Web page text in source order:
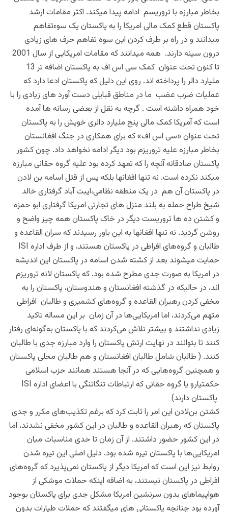
بخاطر مبارزه با تروریسم ادامه پیدا میکند. اکثر مقامات ارشد
پاکستان قطع کمک مالی امریکا را به پاکستان یک سوءتفاهم
میدانند و در راه بر طرف کردن این سوه تفاهم حرف های زیادی
درون سینه دارند. همه میدانند که مقامات امریکایی از سال 2001
تا کنون تحت عنوان کمک سی اس اف به پاکستان اضافه تر 13
ملیارد دالر را پرداخته اند. روی این دلیل که پاکستان ادعا دارد که
عملیات ضرب عضب ما در مناطق قبایلی دست آورد های زیادی را با
خود همراه داشته است . گرچه به نقل از بعضی رسانه ها آمده
است کهآمریکا کمک مالی پنج ملیارد دالری خویش را به پاکستان
تحت عنوان «سی اس اف» که برای همکاری در جنگ افغانستان
بخاطر مبارزه علیه تروریزم بود دیگر ادامه نخواهد داد. چون کشور
پاکستان صادقانه آنچه را که تعهد کرده بود علیه گروه حقانی مبارزه
میکند نکرده است. نه تنها افغانها بلکه پس از قتل اسامه بن لادن
در پاکستان آن هم در یک منطقه نظامی،ایبت آباد گرفتاری خالد
شیخ طراح حمله به بلند منزل های تجارتی امریکا گرفتاری ابو حمزه
و کشتن ده ها تروریست دیگر در خاک پاکستان همه چیز واضح و
روشن گردید. نه تنها افغانها به این باور رسیدند که سران القاعده و
طالبان و گروه‌های افراطی در پاکستان هستند، و از طرف اداره ISI
حمایت میشوند بعد از کشته شدن اسامه در پاکستان این اندیشه
در امریکا به صورت جدی مطرح شده بود. که پاکستان لانه تروریزم
اند، در حالیکه در گذشته افغانستان و هندوستان، پاکستان را به
مخفی کردن رهبران القاعده و گروه‌های کشمیری و طالبان افراطی
متهم می‌کردند، اما امریکایی‌ها در آن زمان بر این مساله تاکید
زیادی نداشتند و بیشتر تلاش می‌کردند که با پاکستان به‌گونه‌ای رفتار
کنند تا بتوانند در نهایت ارتش پاکستان را وارد مبارزه جدی با طالبان
کنند. ( طالبان شامل طالبان افغانستان و هم طالبان محلی پاکستان
و همچنین گروه‌هایی که در آنجا هستند همانند حزب اسلامی
حکمتیارو یا گروه حقانی که ارتباطات تنگاتنگی با اعضای اداره ISI
پاکستان دارند)
کشتن بن‌لادن این امر را ثابت کرد که برغم تکذیب‌های مکرر و جدی
پاکستان که رهبران القاعده و طالبان در این کشور مخفی نشدند، اما
در این کشور حضور داشتند. از آن زمان تا حدی مناسبات میان
امریکایی‌ها با پاکستان تیره شده بود. دلیل اصلی این تیره شدن
روابط نیز این است که امریکا دیگر از پاکستان نمی‌پذیرد که گروه‌های
افراطی در پاکستان نیستند، به اضافه اینکه حملات موشکی از
هواپیماهای بدون سرنشین امریکا مشکل جدی برای پاکستان بوجود
آورده بود چنانچه پاکستانی های میگفتند که حملات طیارات بدون